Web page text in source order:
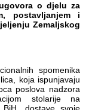
o djelu za
postavljanjem i
Zemaljskog
spomenika
koja ispunjavaju
poslova nadzora
stolarije na